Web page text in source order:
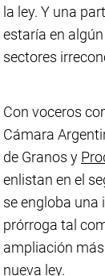
la ley. Y una
estaría en
sectores
Con voceros
Cámara
de Granos y
enlistan en el
se engloba
prórroga tal
ampliación
nueva ley.